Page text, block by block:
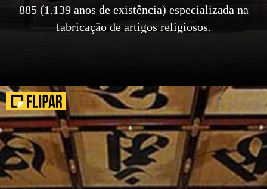
885 (1.139 anos de existência) especializada na
fabricação de artigos religiosos.